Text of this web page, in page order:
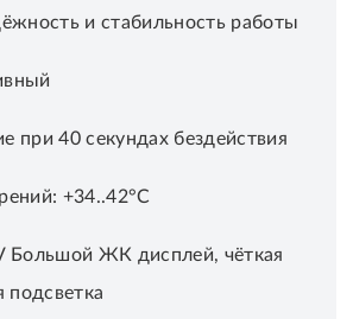
и стабильность работы
при 40 секундах бездействия
+34..42°С
Большой ЖК дисплей, чёткая
подсветка